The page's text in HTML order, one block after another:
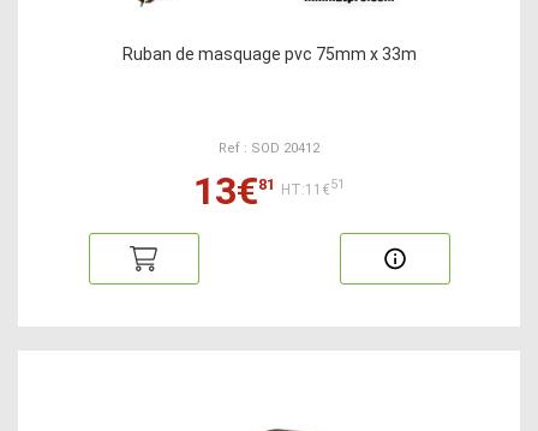
Ruban de masquage pvc 75mm x 33m
Ref : SOD 20412
13€81 HT:11€51